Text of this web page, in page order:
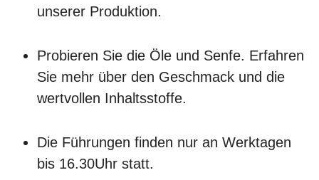
unserer Produktion.
Probieren Sie die Öle und Senfe. Erfahren
Sie mehr über den Geschmack und die
wertvollen Inhaltsstoffe.
Die Führungen finden nur an Werktagen
bis 16.30Uhr statt.